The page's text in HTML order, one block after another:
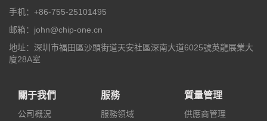
手机：+86-755-25101495
邮箱：john@chip-one.cn
地址：深圳市福田區沙頭街道天安社區深南大道6025號英龍展業大
廈28A室
關于我們
公司概況
服務
服務領域
質量管理
供應商管理